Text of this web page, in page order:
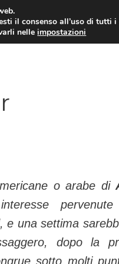
CAMPIONATO
o arabe di
, e una settima
dopo la
sotto molti
il consenso all’uso di tutti i
nelleimpostazioni